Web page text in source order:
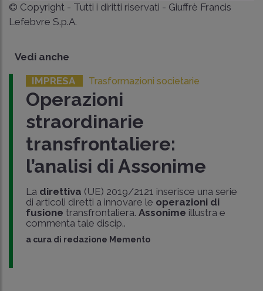
© Copyright - Tutti i diritti riservati - Giuffrè Francis
Lefebvre S.p.A.
Vedi anche
IMPRESA Trasformazioni societarie
Operazioni
straordinarie
transfrontaliere:
l’analisi di Assonime
La direttiva (UE) 2019/2121 inserisce una serie
di articoli diretti a innovare le operazioni di
fusione transfrontaliera. Assonime illustra e
commenta tale discip..
a cura di redazione Memento